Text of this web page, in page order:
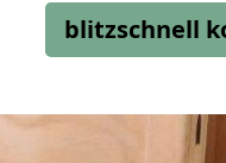
blitzschnell